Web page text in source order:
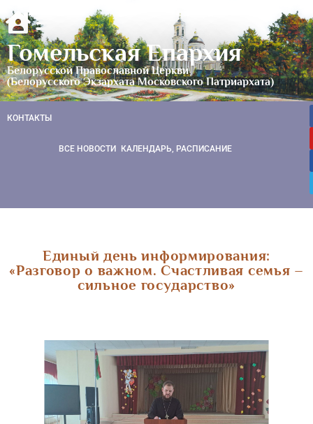
Гомельская Епархия
Белорусской Православной Церкви
(Белорусского Экзархата Московского Патриархата)
КОНТАКТЫ
ВСЕ НОВОСТИ КАЛЕНДАРЬ, РАСПИСАНИЕ
Единый день информирования:
«Разговор о важном. Счастливая семья –
сильное государство»